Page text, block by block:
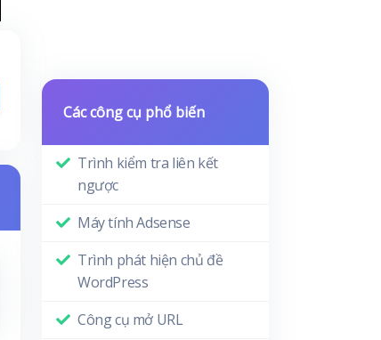
Các công cụ phổ biến
Trình kiểm tra liên kết
ngược
Máy tính Adsense
Trình phát hiện chủ đề
WordPress
Công cụ mở URL